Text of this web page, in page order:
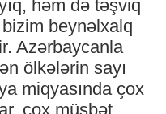
həm də təşviq
beynəlxalq
Azərbaycanla
ölkələrin sayı
miqyasında çox
çox müsbət